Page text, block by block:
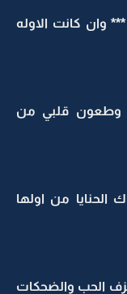
كانت الاوله
قلبي من
من اولها
الحب والضحكات